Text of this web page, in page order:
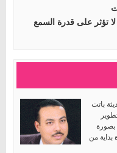
على قدرة السمع
باتت
من